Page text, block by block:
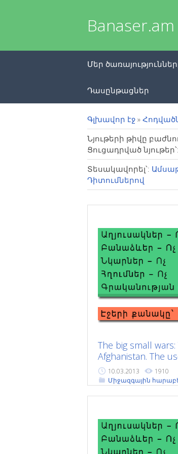
Banaser.am
Մեր
Դասընթացներ
Գլխավոր էջ »
Նյութերի թիվը
Ցուցադրված նյութեր՝:
Տեսակավորել՝:
Դիտումներով
The big small
Afghanistan. The
10.03.2013
1910
Միջազգային